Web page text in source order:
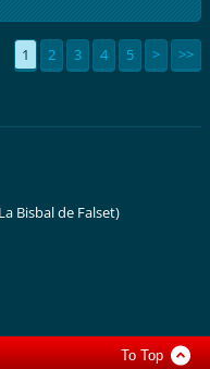
1 2 3 4 5 > >>
Bisbal de Falset)
To Top